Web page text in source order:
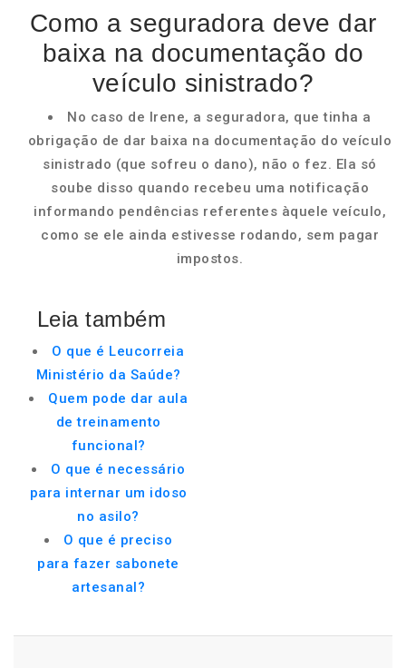
Como a seguradora deve dar
baixa na documentação do
veículo sinistrado?
No caso de Irene, a seguradora, que tinha a
obrigação de dar baixa na documentação do veículo
sinistrado (que sofreu o dano), não o fez. Ela só
soube disso quando recebeu uma notificação
informando pendências referentes àquele veículo,
como se ele ainda estivesse rodando, sem pagar
impostos.
Leia também
O que é Leucorreia
Ministério da Saúde?
Quem pode dar aula
de treinamento
funcional?
O que é necessário
para internar um idoso
no asilo?
O que é preciso
para fazer sabonete
artesanal?